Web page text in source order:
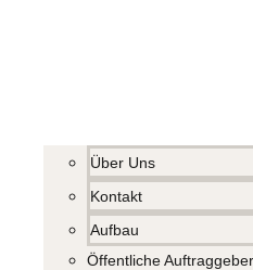
Über Uns
Kontakt
Aufbau
Öffentliche Auftraggeber